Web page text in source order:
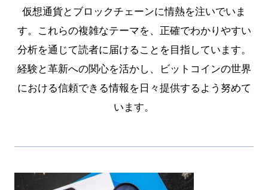
仮想通貨とブロックチェーンに情熱を注いでいま
す。これらの複雑なテーマを、正確でわかりやすい
分析を通じて読者に届けることを目指しています。
経験と革新への関心を活かし、ビットコインの世界
における信頼できる情報を日々提供するよう努めて
います。